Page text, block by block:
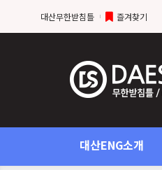
대산무한받침틀 즐겨찾기
대산ENG소개